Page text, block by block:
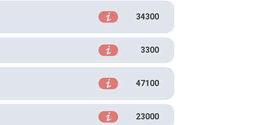
34300
3300
47100
23000